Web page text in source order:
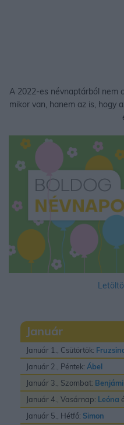
A 2022-es névnaptárból nem
mikor van, hanem az is, hogy
Január
Január 1., Csütörtök:
Január 2., Péntek: Ábel
Január 3., Szombat:
Január 4., Vasárnap: Leóna
Január 5., Hétfő: Simon